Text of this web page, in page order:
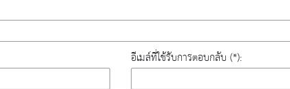
อีเมล์ที่ใช้รับการตอบกลับ (*):